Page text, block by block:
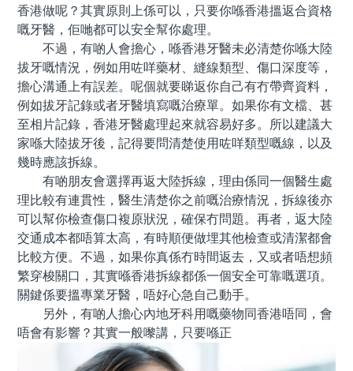
香港做呢？其實原則上係可以，只要你喺香港搵返合資格
嘅牙醫，佢哋都可以安全幫你處理。
不過，有啲人會擔心，喺香港牙醫未必清楚你喺大陸
拔牙嘅情況，例如用咗咩藥材、縫線類型、傷口深度等，
擔心溝通上有誤差。呢個就要睇返你自己有冇帶齊資料，
例如拔牙記錄或者牙醫填寫嘅治療單。如果你有文檔、甚
至相片記錄，香港牙醫處理起來就容易好多。所以建議大
家喺大陸拔牙後，記得要問清楚使用咗咩類型嘅線，以及
幾時應該拆線。
有啲朋友會選擇再返大陸拆線，理由係同一個醫生處
理比較有連貫性，醫生清楚你之前嘅治療情況，拆線後亦
可以幫你檢查傷口複原狀況，確保冇問題。再者，返大陸
交通成本都唔算太高，有時順便做埋其他檢查或清潔都會
比較方便。不過，如果你真係冇時間返去，又或者唔想頻
繁穿梭關口，其實喺香港拆線都係一個安全可靠嘅選項。
關鍵係要搵專業牙醫，唔好心急自己動手。
另外，有啲人擔心內地牙科用嘅藥物同香港唔同，會
唔會有影響？其實一般嚟講，只要喺正